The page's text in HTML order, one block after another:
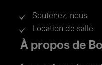
Soutenez-nous
Location de salle
Footer
menu
À propos de